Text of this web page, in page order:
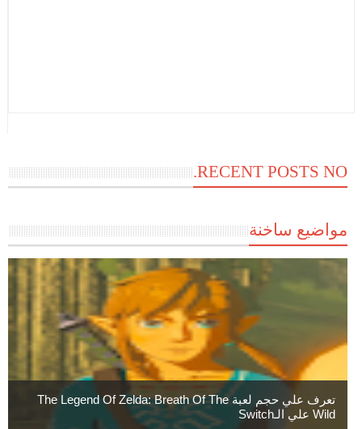
RECENT POSTS NO.
مواضيع ساخنة
تعرف علي حجم لعبة The Legend Of Zelda: Breath Of The
Wild علي الـSwitch